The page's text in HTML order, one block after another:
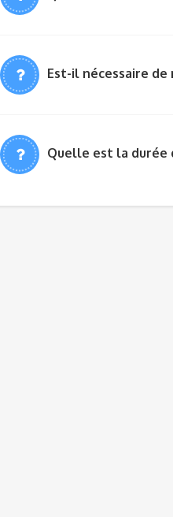
Est-il nécessaire de
Quelle est la durée